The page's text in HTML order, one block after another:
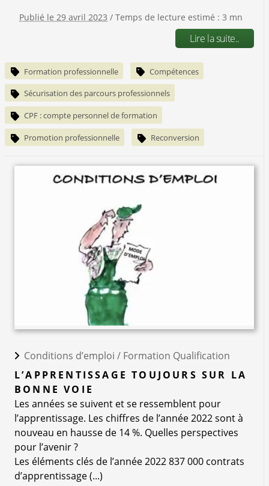
Publié le 29 avril 2023 / Temps de lecture estimé : 3 mn
Lire la suite..
Formation professionnelle Compétences
Sécurisation des parcours professionnels
CPF : compte personnel de formation
Promotion professionnelle Reconversion
Conditions d’emploi / Formation Qualification
L’APPRENTISSAGE TOUJOURS SUR LA
BONNE VOIE
Les années se suivent et se ressemblent pour
l’apprentissage. Les chiffres de l’année 2022 sont à
nouveau en hausse de 14 %. Quelles perspectives
pour l’avenir ?
Les éléments clés de l’année 2022 837 000 contrats
d’apprentissage (...)